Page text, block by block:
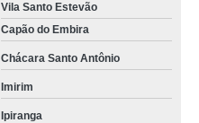
Vila Santo Estevão
Capão do Embira
Chácara Santo Antônio
Imirim
Ipiranga